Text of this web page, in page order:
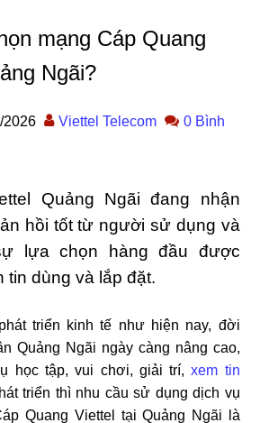
mạng Cáp Quang
Ngãi?
2026 Viettel Telecom
0 Bình
Quảng Ngãi đang nhận
hồi tốt từ người sử dụng và
lựa chọn hàng đầu được
tin dùng và lắp đặt.
triển kinh tế như hiện nay, đời
Quảng Ngãi ngày càng nâng cao,
học tập, vui chơi, giải trí,xem tin
triển thì nhu cầu sử dụng dịch vụ
Quang Viettel tại Quảng Ngãi là